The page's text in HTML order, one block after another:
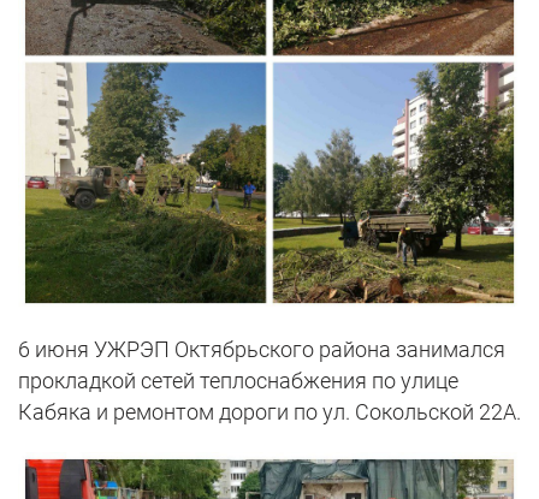
6 июня УЖРЭП Октябрьского района занимался
прокладкой сетей теплоснабжения по улице
Кабяка и ремонтом дороги по ул. Сокольской 22А.